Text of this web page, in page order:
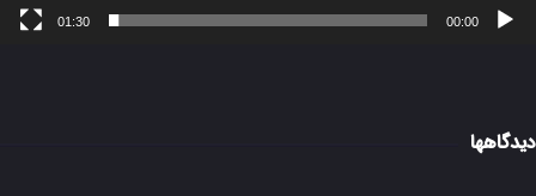
00:00
01:30
دیدگاهها